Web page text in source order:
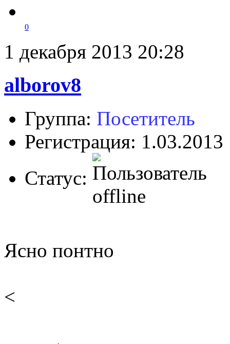
0
1 декабря 2013 20:28
alborov8
Группа: Посетитель
Регистрация: 1.03.2013
Статус:
Ясно понтно
<